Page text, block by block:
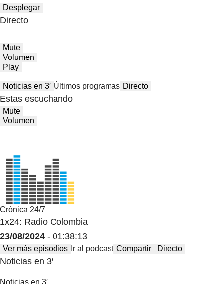
Desplegar
Directo
Mute
Volumen
Play
Noticias en 3′ Últimos programas Directo
Estas escuchando
Mute
Volumen
Crónica 24/7
1x24: Radio Colombia
23/08/2024 - 01:38:13
Ver más episodios Ir al podcast Compartir Directo
Noticias en 3′
Noticias en 3′